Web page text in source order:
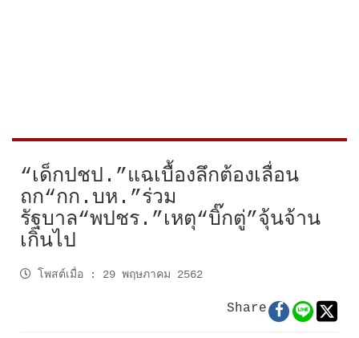
“เด็กปชป.”แฉเบื้องลึกต้องเลื่อน
ถก“กก.บห.”ร่วม
รัฐบาล“พปชร.”เหตุ“บิ๊กตู่”จุ้นจ้าน
เกินไป
โพสต์เมื่อ : 29 พฤษภาคม 2562
Share